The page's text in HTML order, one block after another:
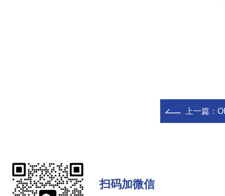
上一篇：
扫码加微信